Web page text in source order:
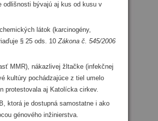
odlišnosti bývajú aj kus od kusu v
látok (karcinogény,
§ 25 ods. 10Zákona č. 545/2006
MMR), nákazlivej žltačke (infekčnej
kultúry pochádzajúce z tiel umelo
protestovala aj Katolícka cirkev.
ktorá je dostupná samostatne i ako
génového inžinierstva.